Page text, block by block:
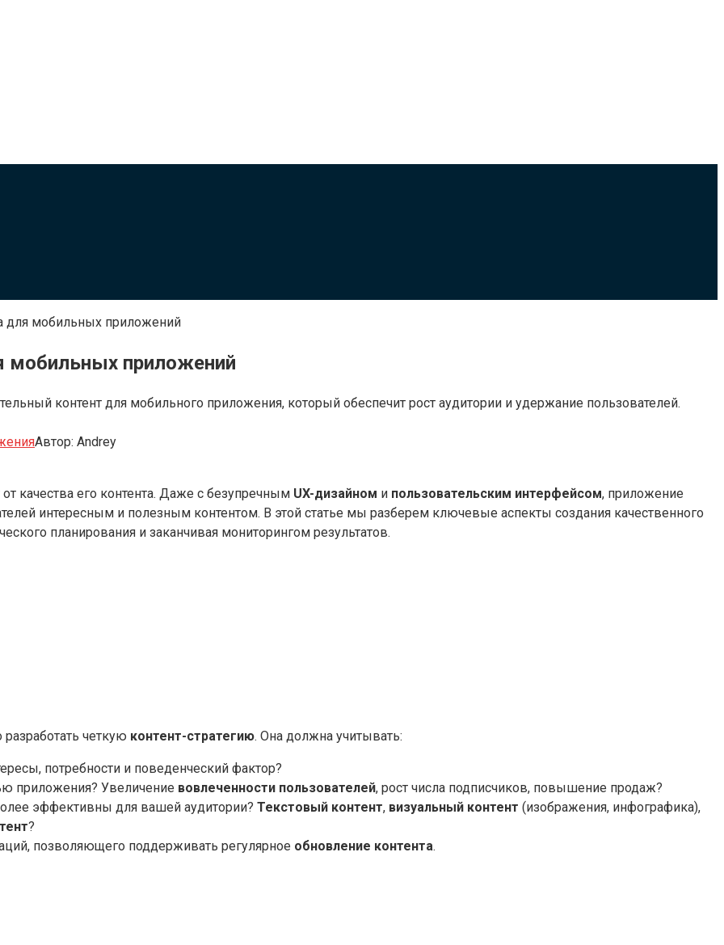
для мобильных приложений
мобильных приложений
контент для мобильного приложения, который обеспечит рост аудитории и удержание пользователей.
Автор: Andrey
качества его контента. Даже с безупречным UX-дизайном и пользовательским интерфейсом, приложение
интересным и полезным контентом. В этой статье мы разберем ключевые аспекты создания качественного
планирования и заканчивая мониторингом результатов.
четкую контент-стратегию. Она должна учитывать:
потребности и поведенческий фактор?
приложения? Увеличение вовлеченности пользователей, рост числа подписчиков, повышение продаж?
эффективны для вашей аудитории? Текстовый контент, визуальный контент (изображения, инфографика),
?
позволяющего поддерживать регулярное обновление контента.